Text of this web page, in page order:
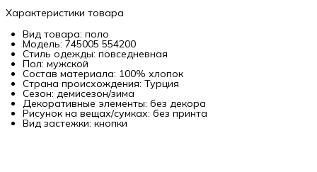
Характеристики товара
Вид товара: поло
Модель: 745005 554200
Стиль одежды: повседневная
Пол: мужской
Состав материала: 100% хлопок
Страна происхождения: Турция
Сезон: демисезон/зима
Декоративные элементы: без декора
Рисунок на вещах/сумках: без принта
Вид застежки: кнопки